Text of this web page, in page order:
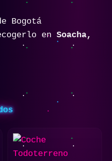
Bogotá
en Soacha,